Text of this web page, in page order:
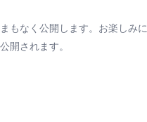
まもなく公開します。お楽しみ
公開されます。